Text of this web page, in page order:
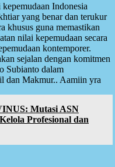
Indonesia
yang benar dan terukur
khusus guna memastikan
nilai kepemudaan secara
kontemporer.
sejalan dengan komitmen
Subianto dalam
dan Makmur.. Aamiin yra
Mutasi ASN
Profesional dan